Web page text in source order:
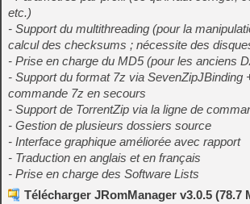
etc.)
- Support du multithreading (pour la
calcul des checksums ; nécessite des
- Prise en charge du MD5 (pour les anciens
- Support du format 7z via SevenZipJBinding
commande 7z en secours
- Support de TorrentZip via la ligne de
- Gestion de plusieurs dossiers source
- Interface graphique améliorée avec rapport
- Traduction en anglais et en français
- Prise en charge des Software Lists
Télécharger JRomManager v3.0.5 (78.7